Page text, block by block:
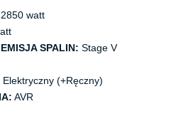
2850 watt
SPALIN: Stage V
Elektryczny (+Ręczny)
AVR